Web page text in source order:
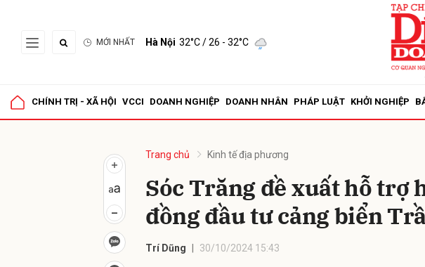
MỚI NHẤT Hà Nội 32°C/ 26 - 32°C
CHÍNH TRỊ - XÃ HỘI VCCI DOANH NGHIỆP DOANH NHÂN PHÁP LUẬT KHỞI NGHIỆP
Trang chủ Kinh tế địa phương
Sóc Trăng đề xuất hỗ trợ
đồng đầu tư cảng biển
Trí Dũng 30/10/2024 15:43